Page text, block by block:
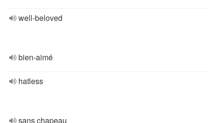
well-beloved
bien-aimé
hatless
sans chapeau